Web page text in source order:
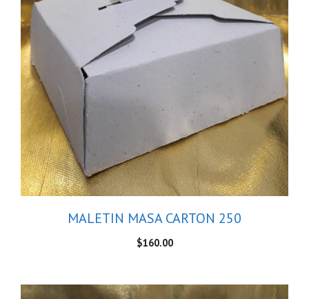
MALETIN MASA CARTON 250
$160.00